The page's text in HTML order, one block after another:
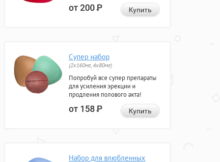
от 200Р Купить
Супер набор
(2х160мг, 4х80мг)
Попробуй все супер препараты
для усиления эрекции и
продления полового акта!
от 158Р Купить
Набор для влюбленных